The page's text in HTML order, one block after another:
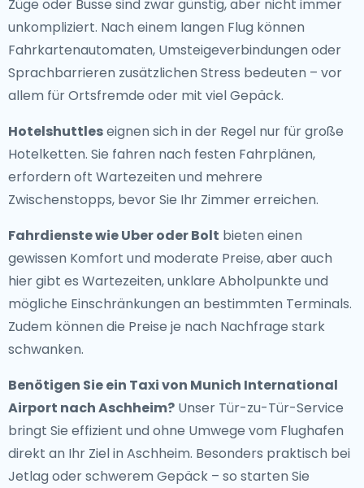
Züge oder Busse sind zwar günstig, aber nicht immer
unkompliziert. Nach einem langen Flug können
Fahrkartenautomaten, Umsteigeverbindungen oder
Sprachbarrieren zusätzlichen Stress bedeuten – vor
allem für Ortsfremde oder mit viel Gepäck.
Hotelshuttleseignen sich in der Regel nur für große
Hotelketten. Sie fahren nach festen Fahrplänen,
erfordern oft Wartezeiten und mehrere
Zwischenstopps, bevor Sie Ihr Zimmer erreichen.
Fahrdienste wie Uber oder Bolt bieten einen
gewissen Komfort und moderate Preise, aber auch
hier gibt es Wartezeiten, unklare Abholpunkte und
mögliche Einschränkungen an bestimmten Terminals.
Zudem können die Preise je nach Nachfrage stark
schwanken.
Benötigen Sie ein Taxi von Munich International
Airport nach Aschheim? Unser Tür-zu-Tür-Service
bringt Sie effizient und ohne Umwege vom Flughafen
direkt an Ihr Ziel in Aschheim. Besonders praktisch bei
Jetlag oder schwerem Gepäck – so starten Sie